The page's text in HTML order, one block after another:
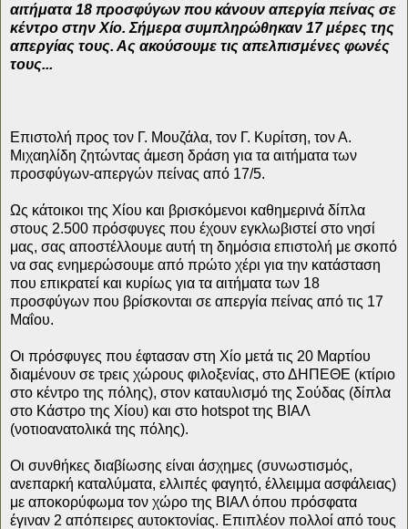
αιτήματα 18 προσφύγων που κάνουν απεργία πείνας σε
κέντρο στην Χίο. Σήμερα συμπληρώθηκαν 17 μέρες της
απεργίας τους. Ας ακούσουμε τις απελπισμένες φωνές
τους...
Επιστολή προς τον Γ. Μουζάλα, τον Γ. Κυρίτση, τον Α.
Μιχαηλίδη ζητώντας άμεση δράση για τα αιτήματα των
προσφύγων-απεργών πείνας από 17/5.
Ως κάτοικοι της Χίου και βρισκόμενοι καθημερινά δίπλα
στους 2.500 πρόσφυγες που έχουν εγκλωβιστεί στο νησί
μας, σας αποστέλλουμε αυτή τη δημόσια επιστολή με σκοπό
να σας ενημερώσουμε από πρώτο χέρι για την κατάσταση
που επικρατεί και κυρίως για τα αιτήματα των 18
προσφύγων που βρίσκονται σε απεργία πείνας από τις 17
Μαΐου.
Οι πρόσφυγες που έφτασαν στη Χίο μετά τις 20 Μαρτίου
διαμένουν σε τρεις χώρους φιλοξενίας, στο ΔΗΠΕΘΕ (κτίριο
στο κέντρο της πόλης), στον καταυλισμό της Σούδας (δίπλα
στο Κάστρο της Χίου) και στο hotspot της ΒΙΑΛ
(νοτιοανατολικά της πόλης).
Οι συνθήκες διαβίωσης είναι άσχημες (συνωστισμός,
ανεπαρκή καταλύματα, ελλιπές φαγητό, έλλειμμα ασφάλειας)
με αποκορύφωμα τον χώρο της ΒΙΑΛ όπου πρόσφατα
έγιναν 2 απόπειρες αυτοκτονίας. Επιπλέον πολλοί από τους